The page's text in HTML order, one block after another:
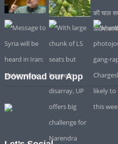
Download our App